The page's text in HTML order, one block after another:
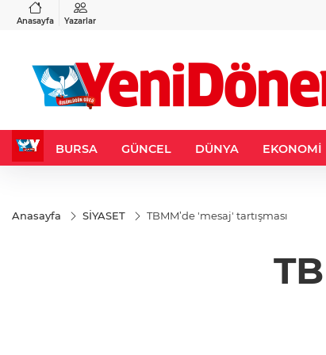
Anasayfa Yazarlar
%-0,22
BURSA GÜNCEL DÜNYA EKONOMİ
Anasayfa SİYASET TBMM’de 'mesaj' tartışması